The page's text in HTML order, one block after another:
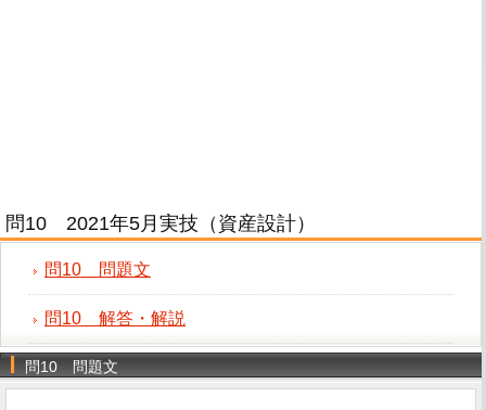
問10 2021年5月実技（資産設計）
問10 問題文
問10 解答・解説
問10 問題文